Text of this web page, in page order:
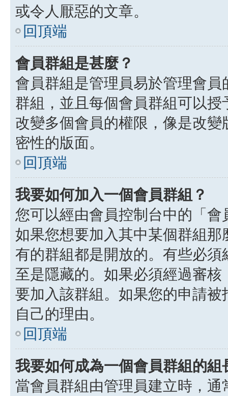
或令人厭惡的文章。
回頂端
會員群組是甚麼？
會員群組是管理員易於管理會
群組，並且每個會員群組可以
改變多個會員的權限，像是改
密性的版面。
回頂端
我要如何加入一個會員群組？
您可以經由會員控制台中的「
如果您想要加入其中某個群組
有的群組都是開放的。有些必
至是隱藏的。如果必須經過審
要加入該群組。如果您的申請
自己的理由。
回頂端
我要如何成為一個會員群組的組
當會員群組由管理員建立時，